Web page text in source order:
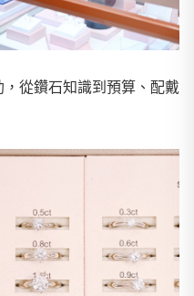
從鑽石知識到預算、配戴